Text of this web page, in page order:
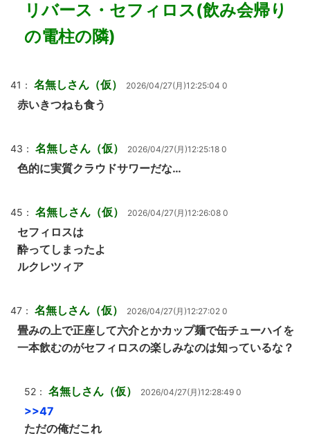
リバース・セフィロス(飲み会帰り
の電柱の隣)
41： 名無しさん（仮） 2026/04/27(月)12:25:04 0
赤いきつねも食う
43： 名無しさん（仮） 2026/04/27(月)12:25:18 0
色的に実質クラウドサワーだな…
45： 名無しさん（仮） 2026/04/27(月)12:26:08 0
セフィロスは
酔ってしまったよ
ルクレツィア
47： 名無しさん（仮） 2026/04/27(月)12:27:02 0
畳みの上で正座して六介とかカップ麺で缶チューハイを
一本飲むのがセフィロスの楽しみなのは知っているな？
52： 名無しさん（仮） 2026/04/27(月)12:28:49 0
>>47
ただの俺だこれ